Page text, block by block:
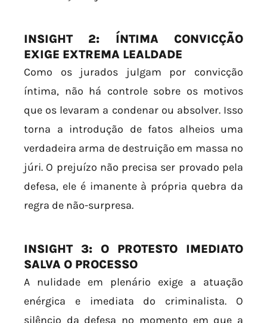
INSIGHT 2: ÍNTIMA CONVICÇÃO
EXIGE EXTREMA LEALDADE
Como os jurados julgam por convicção
íntima, não há controle sobre os motivos
que os levaram a condenar ou absolver. Isso
torna a introdução de fatos alheios uma
verdadeira arma de destruição em massa no
júri. O prejuízo não precisa ser provado pela
defesa, ele é imanente à própria quebra da
regra de não-surpresa.
INSIGHT 3: O PROTESTO IMEDIATO
SALVA O PROCESSO
A nulidade em plenário exige a atuação
enérgica e imediata do criminalista. O
silêncio da defesa no momento em que a